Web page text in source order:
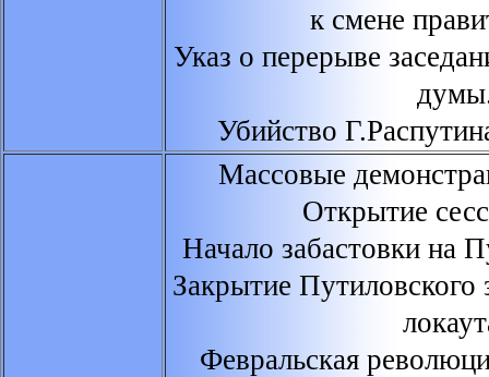
к смене
Указ о перерыве
Убийство
Массовые
Открытие
Начало забастовки на
Закрытие Путиловского
Февральская